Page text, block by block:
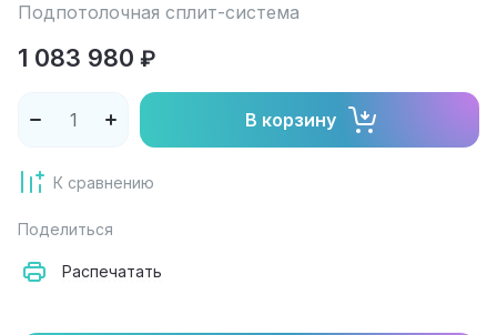
Подпотолочная сплит-система
1 083 980 ₽
В корзину
К сравнению
Поделиться
Распечатать